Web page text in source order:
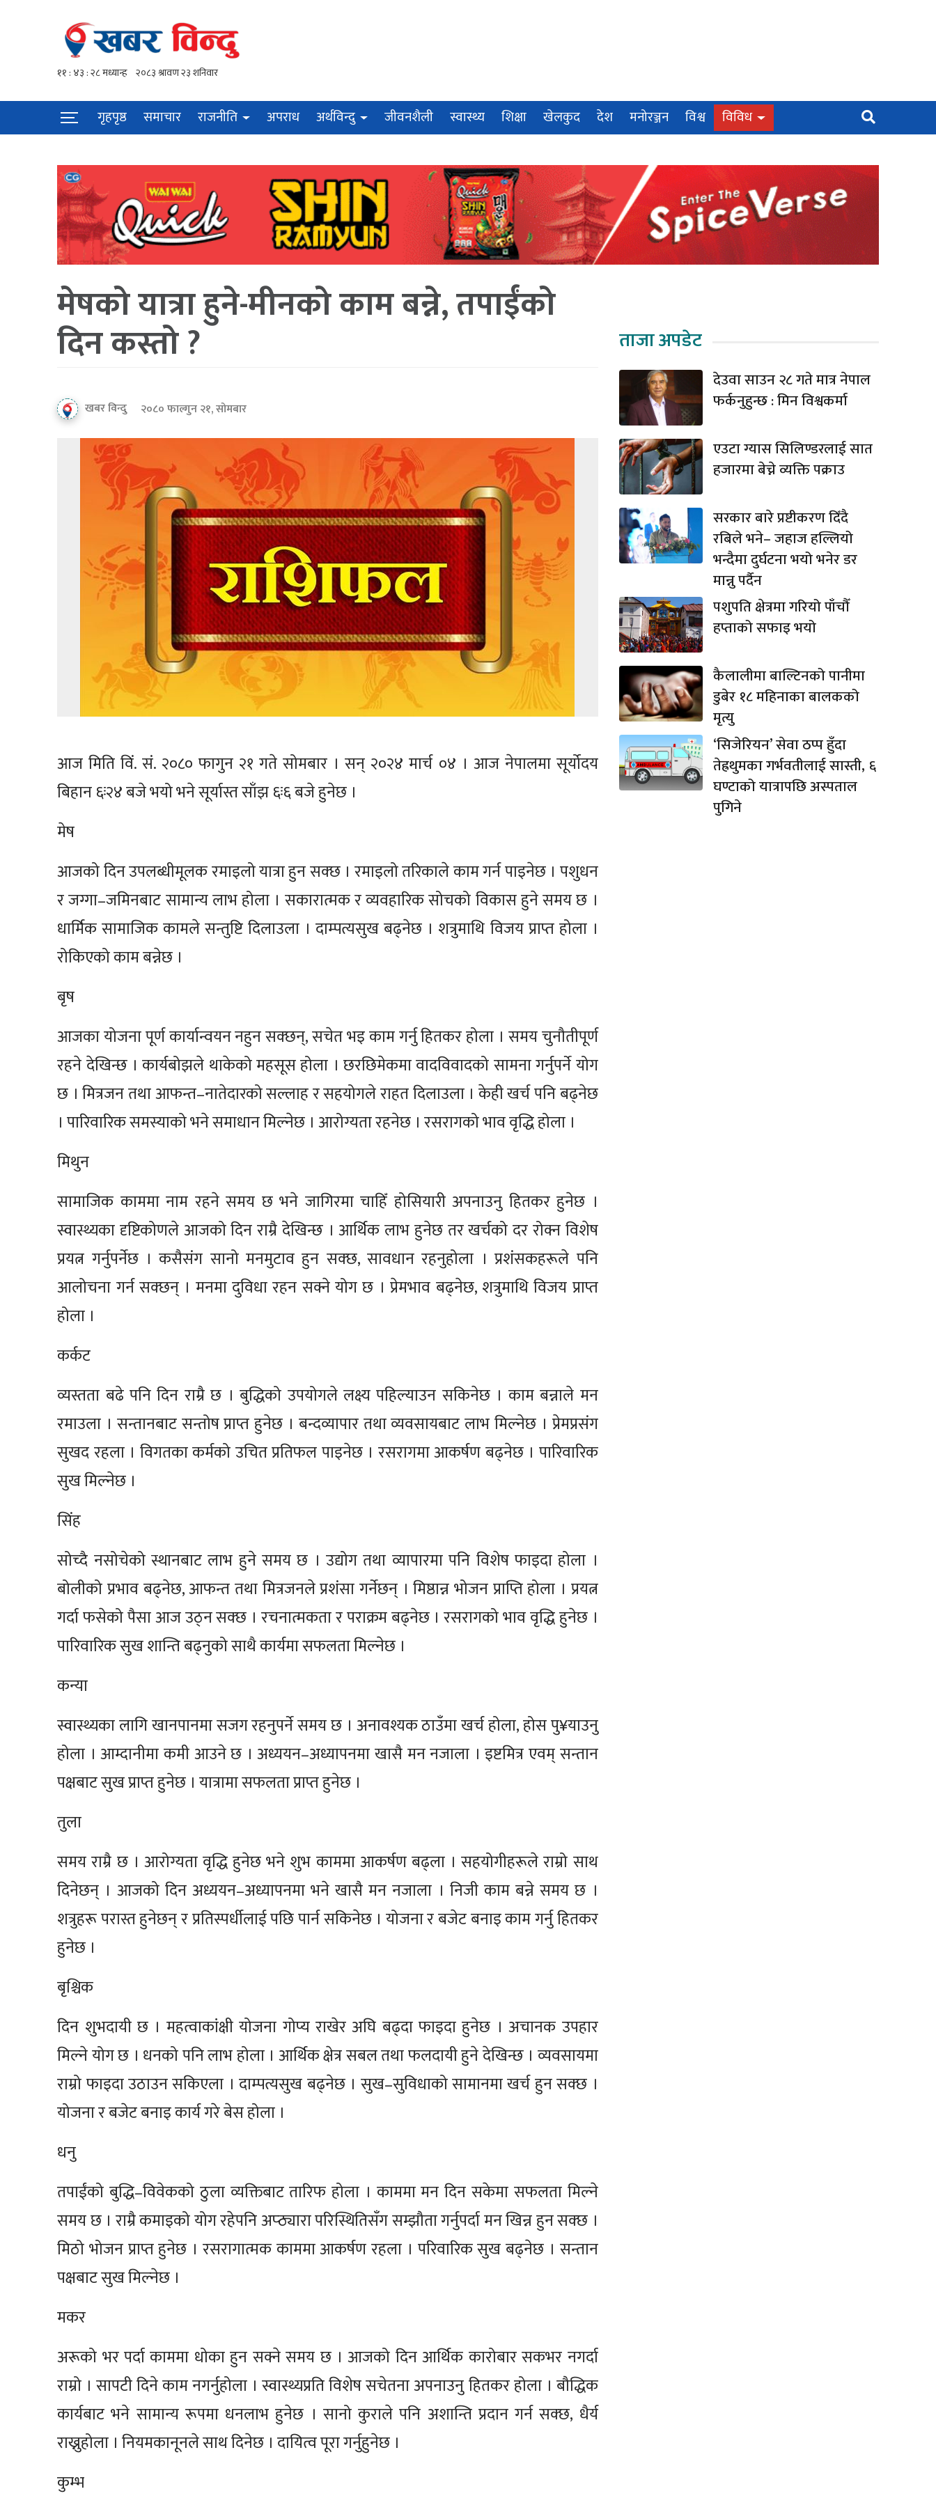
गृहपृष्ठ समाचार राजनीति अपराध अर्थविन्दु जीवनशैली स्वास्थ्य शिक्षा खेलकुद देश मनोरञ्जन विश्व विविध
मेषको यात्रा हुने-मीनको काम बन्ने, तपाईंको
दिन कस्तो ?
खबर विन्दु २०८० फाल्गुन २१, सोमबार
आज मिति विं. सं. २०८० फागुन २१ गते सोमबार । सन् २०२४ मार्च ०४ । आज नेपालमा सूर्योदय
बिहान ६ः२४ बजे भयो भने सूर्यास्त साँझ ६ः६ बजे हुनेछ ।
मेष
आजको दिन उपलब्धीमूलक रमाइलो यात्रा हुन सक्छ । रमाइलो तरिकाले काम गर्न पाइनेछ । पशुधन
र जग्गा–जमिनबाट सामान्य लाभ होला । सकारात्मक र व्यवहारिक सोचको विकास हुने समय छ ।
धार्मिक सामाजिक कामले सन्तुष्टि दिलाउला । दाम्पत्यसुख बढ्नेछ । शत्रुमाथि विजय प्राप्त होला ।
रोकिएको काम बन्नेछ ।
बृष
आजका योजना पूर्ण कार्यान्वयन नहुन सक्छन्, सचेत भइ काम गर्नु हितकर होला । समय चुनौतीपूर्ण
रहने देखिन्छ । कार्यबोझले थाकेको महसूस होला । छरछिमेकमा वादविवादको सामना गर्नुपर्ने योग
छ । मित्रजन तथा आफन्त–नातेदारको सल्लाह र सहयोगले राहत दिलाउला । केही खर्च पनि बढ्नेछ
। पारिवारिक समस्याको भने समाधान मिल्नेछ । आरोग्यता रहनेछ । रसरागको भाव वृद्धि होला ।
मिथुन
सामाजिक काममा नाम रहने समय छ भने जागिरमा चाहिँ होसियारी अपनाउनु हितकर हुनेछ ।
स्वास्थ्यका दृष्टिकोणले आजको दिन राम्रै देखिन्छ । आर्थिक लाभ हुनेछ तर खर्चको दर रोक्न विशेष
प्रयत्न गर्नुपर्नेछ । कसैसंग सानो मनमुटाव हुन सक्छ, सावधान रहनुहोला । प्रशंसकहरूले पनि
आलोचना गर्न सक्छन् । मनमा दुविधा रहन सक्ने योग छ । प्रेमभाव बढ्नेछ, शत्रुमाथि विजय प्राप्त
होला ।
कर्कट
व्यस्तता बढे पनि दिन राम्रै छ । बुद्धिको उपयोगले लक्ष्य पहिल्याउन सकिनेछ । काम बन्नाले मन
रमाउला । सन्तानबाट सन्तोष प्राप्त हुनेछ । बन्दव्यापार तथा व्यवसायबाट लाभ मिल्नेछ । प्रेमप्रसंग
सुखद रहला । विगतका कर्मको उचित प्रतिफल पाइनेछ । रसरागमा आकर्षण बढ्नेछ । पारिवारिक
सुख मिल्नेछ ।
सिंह
सोच्दै नसोचेको स्थानबाट लाभ हुने समय छ । उद्योग तथा व्यापारमा पनि विशेष फाइदा होला ।
बोलीको प्रभाव बढ्नेछ, आफन्त तथा मित्रजनले प्रशंसा गर्नेछन् । मिष्ठान्न भोजन प्राप्ति होला । प्रयत्न
गर्दा फसेको पैसा आज उठ्न सक्छ । रचनात्मकता र पराक्रम बढ्नेछ । रसरागको भाव वृद्धि हुनेछ ।
पारिवारिक सुख शान्ति बढ्नुको साथै कार्यमा सफलता मिल्नेछ ।
कन्या
स्वास्थ्यका लागि खानपानमा सजग रहनुपर्ने समय छ । अनावश्यक ठाउँमा खर्च होला, होस पु¥याउनु
होला । आम्दानीमा कमी आउने छ । अध्ययन–अध्यापनमा खासै मन नजाला । इष्टमित्र एवम् सन्तान
पक्षबाट सुख प्राप्त हुनेछ । यात्रामा सफलता प्राप्त हुनेछ ।
तुला
समय राम्रै छ । आरोग्यता वृद्धि हुनेछ भने शुभ काममा आकर्षण बढ्ला । सहयोगीहरूले राम्रो साथ
दिनेछन् । आजको दिन अध्ययन–अध्यापनमा भने खासै मन नजाला । निजी काम बन्ने समय छ ।
शत्रुहरू परास्त हुनेछन् र प्रतिस्पर्धीलाई पछि पार्न सकिनेछ । योजना र बजेट बनाइ काम गर्नु हितकर
हुनेछ ।
बृश्चिक
दिन शुभदायी छ । महत्वाकांक्षी योजना गोप्य राखेर अघि बढ्दा फाइदा हुनेछ । अचानक उपहार
मिल्ने योग छ । धनको पनि लाभ होला । आर्थिक क्षेत्र सबल तथा फलदायी हुने देखिन्छ । व्यवसायमा
राम्रो फाइदा उठाउन सकिएला । दाम्पत्यसुख बढ्नेछ । सुख–सुविधाको सामानमा खर्च हुन सक्छ ।
योजना र बजेट बनाइ कार्य गरे बेस होला ।
धनु
तपाईंको बुद्धि–विवेकको ठुला व्यक्तिबाट तारिफ होला । काममा मन दिन सकेमा सफलता मिल्ने
समय छ । राम्रै कमाइको योग रहेपनि अप्ठ्यारा परिस्थितिसँग सम्झौता गर्नुपर्दा मन खिन्न हुन सक्छ ।
मिठो भोजन प्राप्त हुनेछ । रसरागात्मक काममा आकर्षण रहला । परिवारिक सुख बढ्नेछ । सन्तान
पक्षबाट सुख मिल्नेछ ।
मकर
अरूको भर पर्दा काममा धोका हुन सक्ने समय छ । आजको दिन आर्थिक कारोबार सकभर नगर्दा
राम्रो । सापटी दिने काम नगर्नुहोला । स्वास्थ्यप्रति विशेष सचेतना अपनाउनु हितकर होला । बौद्धिक
कार्यबाट भने सामान्य रूपमा धनलाभ हुनेछ । सानो कुराले पनि अशान्ति प्रदान गर्न सक्छ, धैर्य
राख्नुहोला । नियमकानूनले साथ दिनेछ । दायित्व पूरा गर्नुहुनेछ ।
कुम्भ
ताजा अपडेट
देउवा साउन २८ गते मात्र नेपाल
फर्कनुहुन्छ : मिन विश्वकर्मा
एउटा ग्यास सिलिण्डरलाई सात
हजारमा बेच्ने व्यक्ति पक्राउ
सरकार बारे प्रष्टीकरण दिँदै
रबिले भने– जहाज हल्लियो
भन्दैमा दुर्घटना भयो भनेर डर
मान्नु पर्दैन
पशुपति क्षेत्रमा गरियो पाँचौँ
हप्ताको सफाइ भयो
कैलालीमा बाल्टिनको पानीमा
डुबेर १८ महिनाका बालकको
मृत्यु
‘सिजेरियन’ सेवा ठप्प हुँदा
तेह्रथुमका गर्भवतीलाई सास्ती, ६
घण्टाको यात्रापछि अस्पताल
पुगिने